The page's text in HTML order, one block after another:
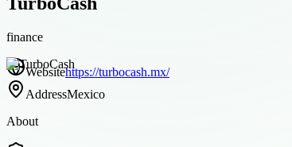
finance
Websitehttps://turbocash.mx/
AddressMexico
About